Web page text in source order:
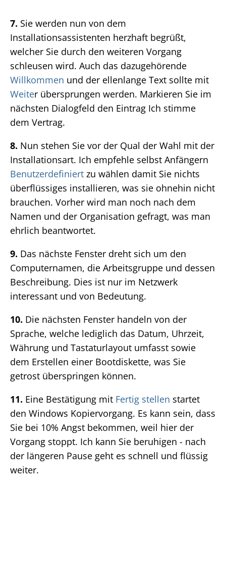
7. Sie werden nun von dem
Installationsassistenten herzhaft begrüßt,
welcher Sie durch den weiteren Vorgang
schleusen wird. Auch das dazugehörende
Willkommen und der ellenlange Text sollte mit
Weiter übersprungen werden. Markieren Sie im
nächsten Dialogfeld den Eintrag Ich stimme
dem Vertrag.
8. Nun stehen Sie vor der Qual der Wahl mit der
Installationsart. Ich empfehle selbst Anfängern
Benutzerdefiniert zu wählen damit Sie nichts
überflüssiges installieren, was sie ohnehin nicht
brauchen. Vorher wird man noch nach dem
Namen und der Organisation gefragt, was man
ehrlich beantwortet.
9. Das nächste Fenster dreht sich um den
Computernamen, die Arbeitsgruppe und dessen
Beschreibung. Dies ist nur im Netzwerk
interessant und von Bedeutung.
10. Die nächsten Fenster handeln von der
Sprache, welche lediglich das Datum, Uhrzeit,
Währung und Tastaturlayout umfasst sowie
dem Erstellen einer Bootdiskette, was Sie
getrost überspringen können.
11. Eine Bestätigung mit Fertig stellen startet
den Windows Kopiervorgang. Es kann sein, dass
Sie bei 10% Angst bekommen, weil hier der
Vorgang stoppt. Ich kann Sie beruhigen - nach
der längeren Pause geht es schnell und flüssig
weiter.